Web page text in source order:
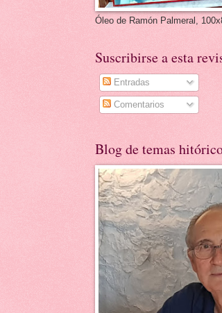
Óleo de Ramón Palmeral,
Suscribirse a esta
Entradas
Comentarios
Blog de temas